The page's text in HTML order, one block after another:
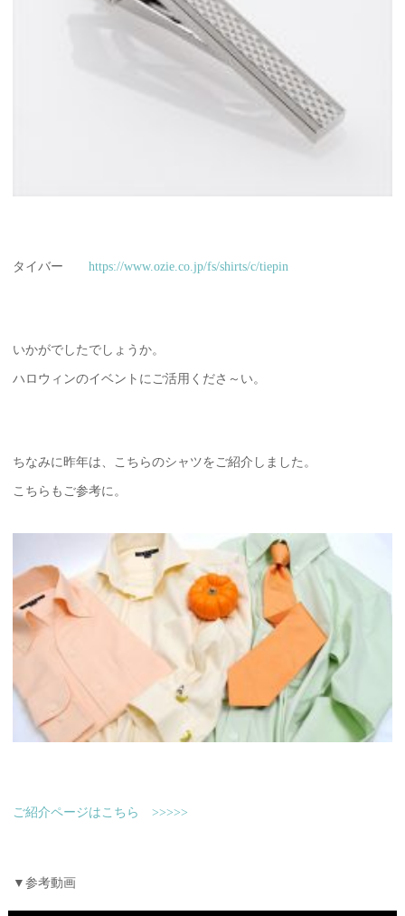
タイバー https://www.ozie.co.jp/fs/shirts/c/tiepin
いかがでしたでしょうか。
ハロウィンのイベントにご活用くださ～い。
ちなみに昨年は、こちらのシャツをご紹介しました。
こちらもご参考に。
ご紹介ページはこちら >>>>>
▼参考動画